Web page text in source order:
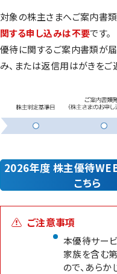
対象の株主さまへご案内書
関する申し込みは不要です。
優待に関するご案内書類が
み、または返信用はがきをご
2026年度 株主優待
こちら
ご注意事項
本優待サー
家族を含む
ので、あらか